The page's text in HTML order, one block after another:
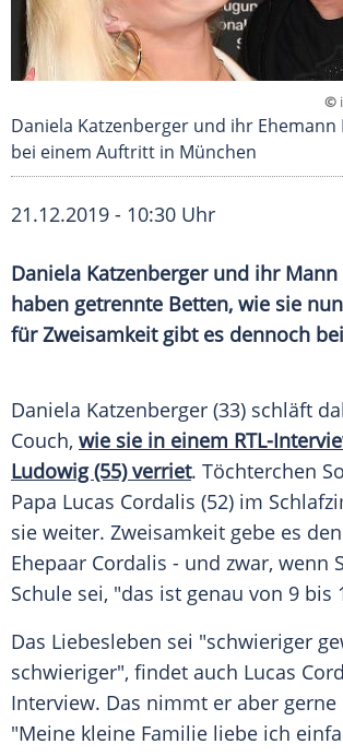
©
Daniela Katzenberger und ihr Ehemann
bei einem Auftritt in München
21.12.2019 - 10:30 Uhr
Daniela Katzenbergerund ihr Mann
haben getrennte Betten, wie sie
fürZweisamkeitgibt es dennoch
Daniela Katzenberger (33) schläft
Couch, wie sie in einem RTL-
Ludowig (55) verriet. Töchterchen
Papa Lucas Cordalis (52) im
sie weiter. Zweisamkeit gebe es
Ehepaar Cordalis - und zwar, wenn
Schule sei, "das ist genau von 9 bis
Das Liebesleben sei "schwieriger
schwieriger", findet auch Lucas
Interview. Das nimmt er aber gerne
"Meine kleine Familie liebe ich